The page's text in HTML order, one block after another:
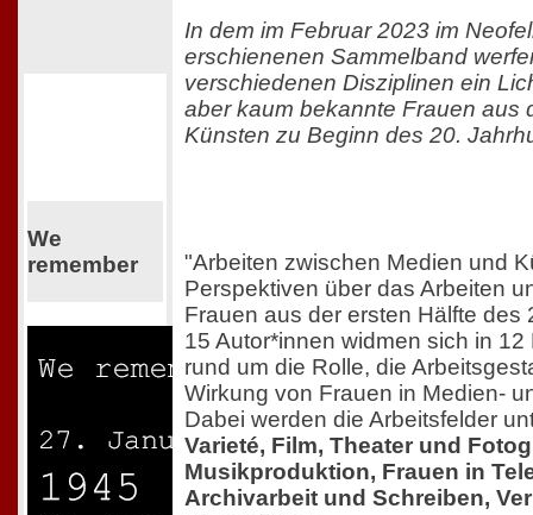
We
remember
In dem im Februar 2023 im
erschienenen Sammelband
verschiedenen Disziplinen ein
aber kaum bekannte Frauen aus
Künsten zu Beginn des 20.
"Arbeiten zwischen Medien und
Perspektiven über das Arbeiten
Frauen aus der ersten Hälfte des
15 Autor*innen widmen sich in
rund um die Rolle, die
Wirkung von Frauen in Medien-
Dabei werden die Arbeitsfelder
Varieté, Film, Theater und
Musikproduktion, Frauen in
Archivarbeit und Schreiben,